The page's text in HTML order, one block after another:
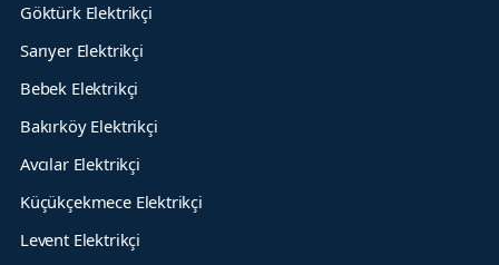
Göktürk Elektrikçi
Sarıyer Elektrikçi
Bebek Elektrikçi
Bakırköy Elektrikçi
Avcılar Elektrikçi
Küçükçekmece Elektrikçi
Levent Elektrikçi